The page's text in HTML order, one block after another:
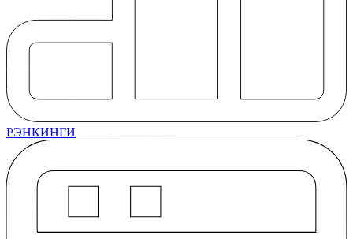
РЭНКИНГИ